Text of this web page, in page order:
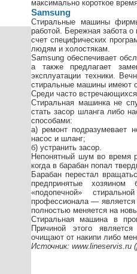
максимально короткое
Samsung
Стиральные машины
работой. Бережная забота
счет специфических
людям и холостякам.
Samsung обеспечивает
а также предлагает
эксплуатации техники.
стиральные машины имеют
Среди часто
Стиральная машинка не
стать засор шланга либо
способами:
а) ремонт подразумевает
насос и шланг;
б) устранить засор.
Непонятный шум во время
когда в барабан попал
Барабан перестал
предпринятые хозяином
«подопечной»
профессионала —
полностью меняется на
Стиральная машина в
Причиной этого
очищают от накипи либо
Источник: